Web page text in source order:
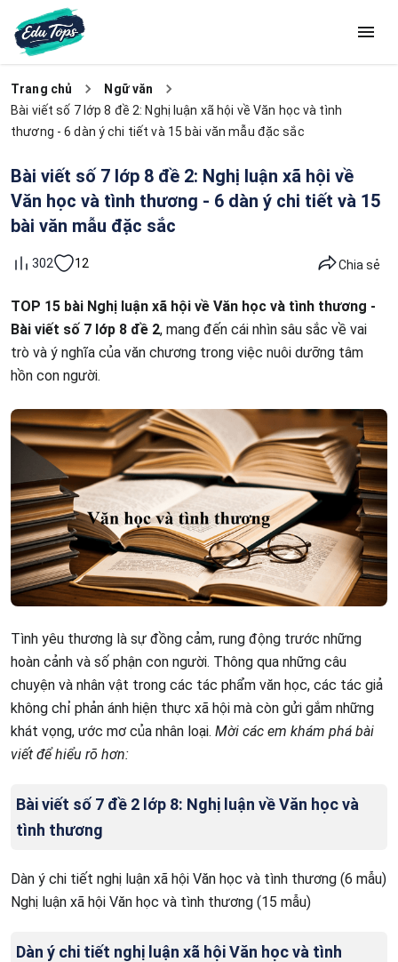
Trang chủ
Ngữ văn
Bài viết số 7 lớp 8 đề 2: Nghị luận xã hội về Văn học và tình
thương - 6 dàn ý chi tiết và 15 bài văn mẫu đặc sắc
Bài viết số 7 lớp 8 đề 2: Nghị luận xã hội về
Văn học và tình thương - 6 dàn ý chi tiết và 15
bài văn mẫu đặc sắc
302 12 Chia sẻ
TOP 15 bài Nghị luận xã hội về Văn học và tình thương -
Bài viết số 7 lớp 8 đề 2, mang đến cái nhìn sâu sắc về vai
trò và ý nghĩa của văn chương trong việc nuôi dưỡng tâm
hồn con người.
Tình yêu thương là sự đồng cảm, rung động trước những
hoàn cảnh và số phận con người. Thông qua những câu
chuyện và nhân vật trong các tác phẩm văn học, các tác giả
không chỉ phản ánh hiện thực xã hội mà còn gửi gắm những
khát vọng, ước mơ của nhân loại. Mời các em khám phá bài
viết để hiểu rõ hơn:
Bài viết số 7 đề 2 lớp 8: Nghị luận về Văn học và
tình thương
Dàn ý chi tiết nghị luận xã hội Văn học và tình thương (6 mẫu)
Nghị luận xã hội Văn học và tình thương (15 mẫu)
Dàn ý chi tiết nghị luận xã hội Văn học và tình